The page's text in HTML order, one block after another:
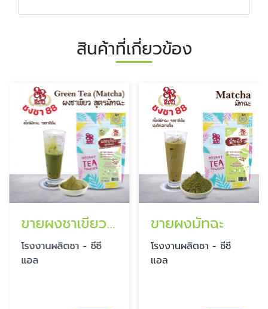
สินค้าที่เกี่ยวข้อง
ขายผงชาเขียว สูตรมัทฉะ
โรงงานผลิตชา - ซีซี
แอล
ขายผงมัทฉะ
โรงงานผลิตชา - ซีซี
แอล